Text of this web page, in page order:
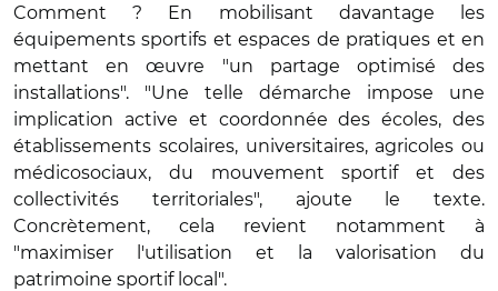
Comment ? En mobilisant davantage les
équipements sportifs et espaces de pratiques et en
mettant en œuvre "un partage optimisé des
installations". "Une telle démarche impose une
implication active et coordonnée des écoles, des
établissements scolaires, universitaires, agricoles ou
médicosociaux, du mouvement sportif et des
collectivités territoriales", ajoute le texte.
Concrètement, cela revient notamment à
"maximiser l'utilisation et la valorisation du
patrimoine sportif local".